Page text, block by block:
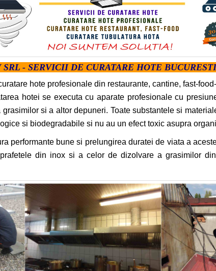
SRL - SERVICII DE CURATARE HOTE
hote profesionale din restaurante, cantine, fast-
hotei se executa cu aparate profesionale cu
si a altor depuneri. Toate substantele si
si biodegradabile si nu au un efect toxic asupra
performante bune si prelungirea duratei de viata a
din inox si a celor de dizolvare a grasimilor